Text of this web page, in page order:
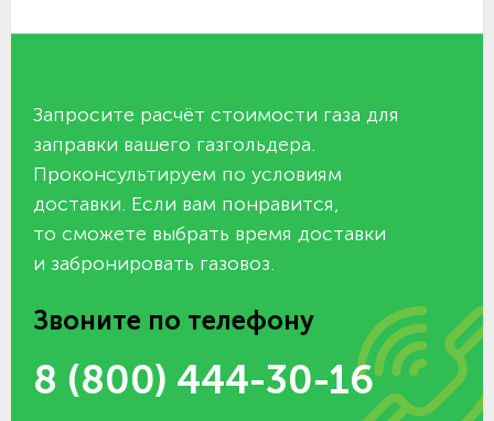
Запросите расчёт стоимости газа для
заправки вашего газгольдера.
Проконсультируем по условиям
доставки. Если вам понравится,
то сможете выбрать время доставки
и забронировать газовоз.
Звоните по телефону
8 (800) 444-30-16